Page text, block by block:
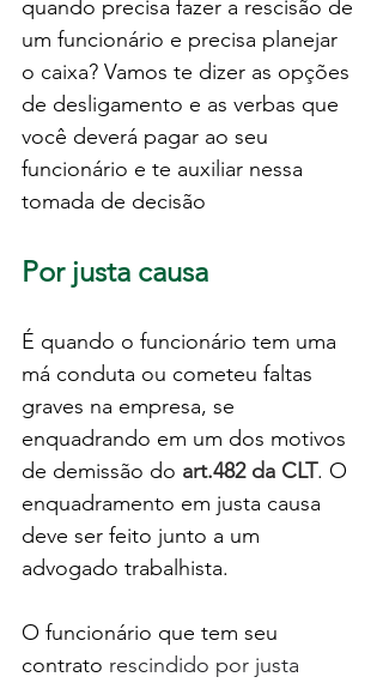
quando precisa fazer a rescisão de
um funcionário e precisa planejar
o caixa? Vamos te dizer as opções
de desligamento e as verbas que
você deverá pagar ao seu
funcionário e te auxiliar nessa
tomada de decisão
Por justa causa
É quando o funcionário tem uma
má conduta ou cometeu faltas
graves na empresa, se
enquadrando em um dos motivos
de demissão do art.482 da CLT. O
enquadramento em justa causa
deve ser feito junto a um
advogado trabalhista.
O funcionário que tem seu
contrato rescindido por justa